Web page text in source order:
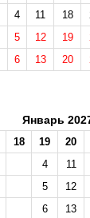
4 11 18
5 12 19
6 13 20
Январь
18 19 20
4 11
5 12
6 13